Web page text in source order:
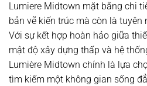
Lumiere Midtown mặt bằng chi
bản vẽ kiến trúc mà còn là tuyên
Với sự kết hợp hoàn hảo giữa
mật độ xây dựng thấp và hệ
Lumière Midtown chính là lựa
tìm kiếm một không gian sống